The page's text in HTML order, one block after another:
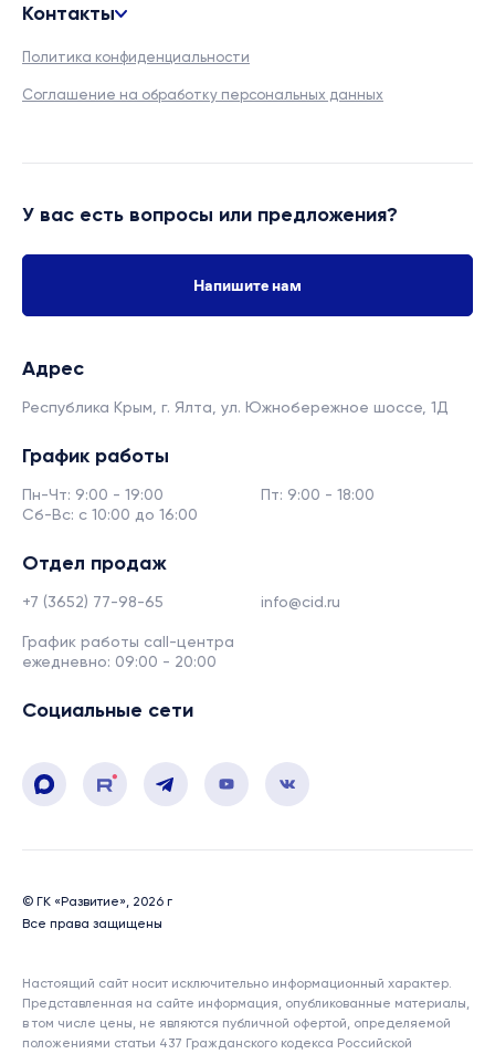
Контакты
Политика конфиденциальности
Соглашение на обработку персональных данных
У вас есть вопросы или предложения?
Напишите нам
Адрес
Республика Крым, г. Ялта, ул. Южнобережное шоссе, 1Д
График работы
Пн-Чт: 9:00 - 19:00
Пт: 9:00 - 18:00
Сб-Вс: с 10:00 до 16:00
Отдел продаж
+7 (3652) 77-98-65 info@cid.ru
График работы call-центра
ежедневно: 09:00 - 20:00
Социальные сети
© ГК «Развитие», 2026 г
Все права защищены
Настоящий сайт носит исключительно информационный характер.
Представленная на сайте информация, опубликованные материалы,
в том числе цены, не являются публичной офертой, определяемой
положениями статьи 437 Гражданского кодекса Российской